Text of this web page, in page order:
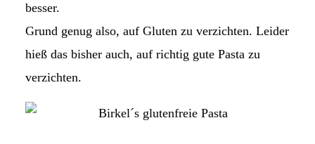
besser.
Grund genug also, auf Gluten zu verzichten. Leider
hieß das bisher auch, auf richtig gute Pasta zu
verzichten.